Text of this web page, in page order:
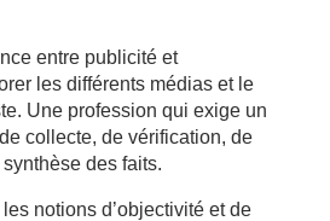
entre publicité et
les différents médias et le
Une profession qui exige un
collecte, de vérification, de
des faits.
notions d’objectivité et de